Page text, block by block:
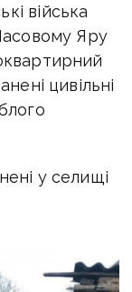
війська
Яру
цивільні
у селищі